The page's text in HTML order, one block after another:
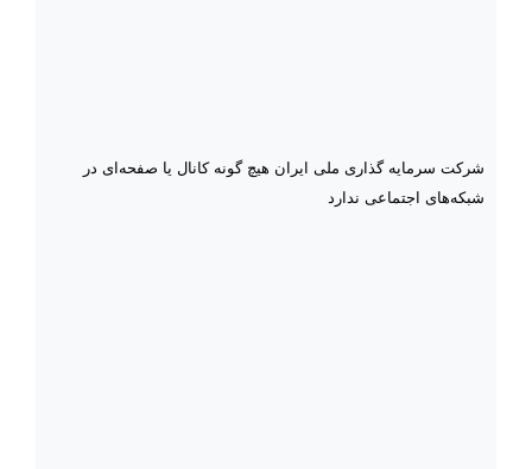
شرکت سرمایه گذاری ملی ایران هیچ گونه کانال یا صفحه‌ای در
شبکه‌های اجتماعی ندارد